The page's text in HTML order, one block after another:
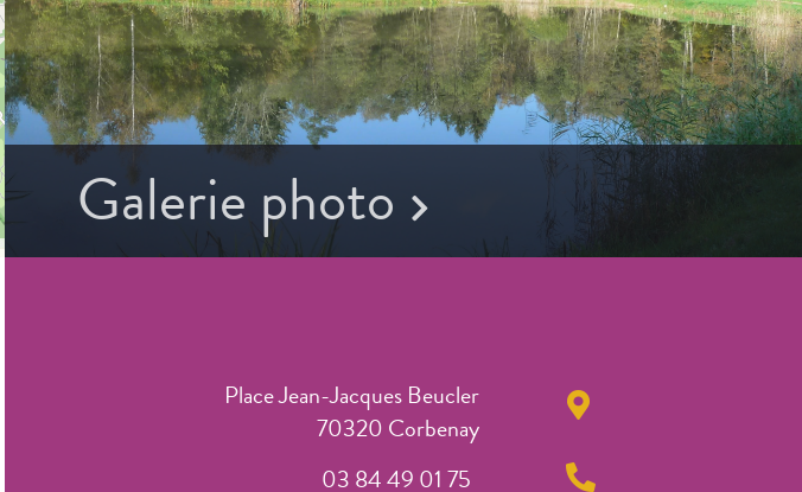
Galerie photo
Place Jean-Jacques Beucler
70320 Corbenay
03 84 49 01 75